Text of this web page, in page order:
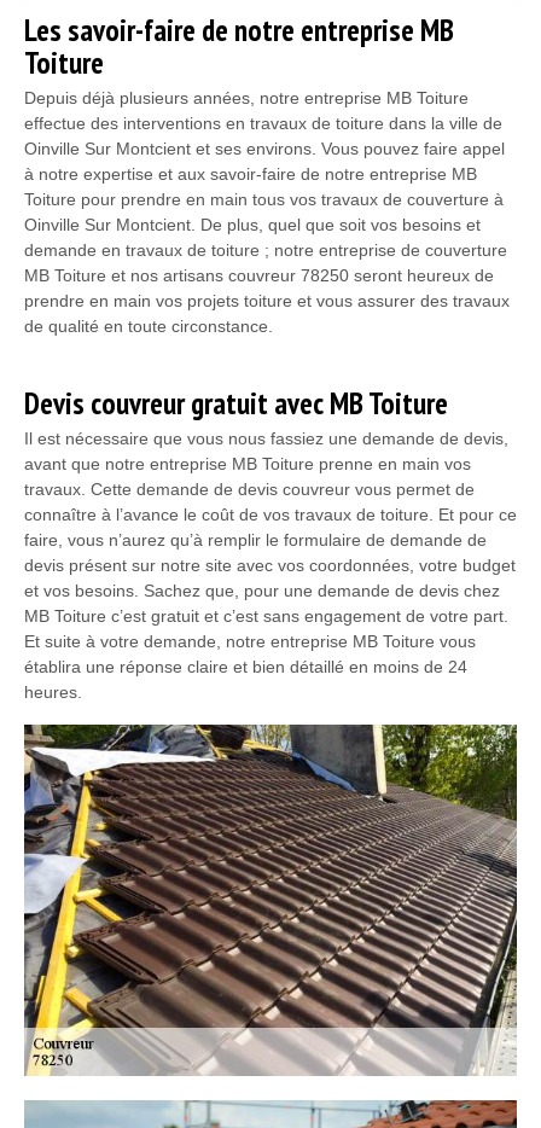
Les savoir-faire de notre entreprise MB
Toiture
Depuis déjà plusieurs années, notre entreprise MB Toiture
effectue des interventions en travaux de toiture dans la ville de
Oinville Sur Montcient et ses environs. Vous pouvez faire appel
à notre expertise et aux savoir-faire de notre entreprise MB
Toiture pour prendre en main tous vos travaux de couverture à
Oinville Sur Montcient. De plus, quel que soit vos besoins et
demande en travaux de toiture ; notre entreprise de couverture
MB Toiture et nos artisans couvreur 78250 seront heureux de
prendre en main vos projets toiture et vous assurer des travaux
de qualité en toute circonstance.
Devis couvreur gratuit avec MB Toiture
Il est nécessaire que vous nous fassiez une demande de devis,
avant que notre entreprise MB Toiture prenne en main vos
travaux. Cette demande de devis couvreur vous permet de
connaître à l’avance le coût de vos travaux de toiture. Et pour ce
faire, vous n’aurez qu’à remplir le formulaire de demande de
devis présent sur notre site avec vos coordonnées, votre budget
et vos besoins. Sachez que, pour une demande de devis chez
MB Toiture c’est gratuit et c’est sans engagement de votre part.
Et suite à votre demande, notre entreprise MB Toiture vous
établira une réponse claire et bien détaillé en moins de 24
heures.